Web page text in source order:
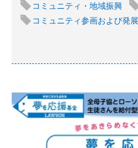
コミュニティ・地域振興
コミュニティ参画および発展